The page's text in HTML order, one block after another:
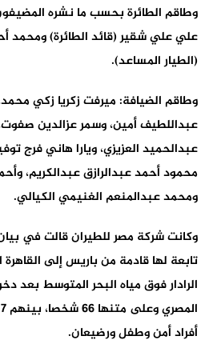
وطاقم الطائرة بحسب ما نشره
علي علي شقير (قائد الطائرة) ومحمد
(الطيار المساعد).
وطاقم الضيافة: ميرفت زكريا زكي
عبداللطيف أمين، وسمر عزالدين
عبدالحميد العزيزي، ويارا هاني فرج
محمود أحمد عبدالرازق عبدالكريم،
ومحمد عبدالمنعم الغنيمي الكيالي.
وكانت شركة مصر للطيران قالت في
تابعة لها قادمة من باريس إلى
الرادار فوق مياه البحر المتوسط بعد
أفراد أمن وطفل ورضيعان.